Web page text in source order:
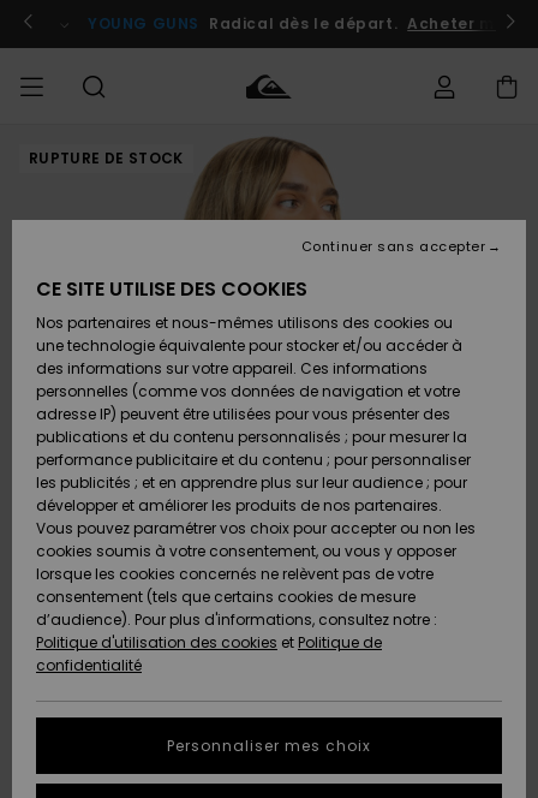
l'information
le
Se connecter / s'inscrire
YOUNG GUNS Radical dès le départ. Acheter
HOMME Vêtements
Chaussures
& Tongs
Surf
Snow
Nouveautés
A
Découvrir
Vêtements
Chaussures
& Tongs
Surf
Snow
Nouveautés
A
Découvrir
FEMME
Shop
A
Découvrir
Snow
SURF
Surf
Shop
Homme
Surf
Shop
Enfant
Highlights
Communauté
SNOW
Snow
Shop
Homme
Snow
Shop
Enfant
Snow
Shop
Femme
A
Découvrir
Communauté
OUTLET
Outlet
Homme
Enfant
Outlet
Femme
AIDE &
CONTACT
Accéder à
ma
commande
Retours
Paiement
Carte
Cadeau
Quiksilver
Freedom
Protection
des
tailles
MAGASINS
QUIKSILVER
RUPTURE DE STOCK
CE SITE UTILISE DES COOKIES
Nos partenaires et nous-mêmes utilisons des cookies ou
une technologie équivalente pour stocker et/ou accéder à
des informations sur votre appareil. Ces informations
personnelles (comme vos données de navigation et votre
adresse IP) peuvent être utilisées pour vous présenter des
publications et du contenu personnalisés ; pour mesurer la
performance publicitaire et du contenu ; pour personnaliser
les publicités ; et en apprendre plus sur leur audience ; pour
développer et améliorer les produits de nos partenaires.
Vous pouvez paramétrer vos choix pour accepter ou non les
cookies soumis à votre consentement, ou vous y opposer
lorsque les cookies concernés ne relèvent pas de votre
consentement (tels que certains cookies de mesure
d’audience). Pour plus d'informations, consultez notre :
Politique d'utilisation des cookies et Politique de
confidentialité
Personnaliser mes choix
Continuer sans accepter